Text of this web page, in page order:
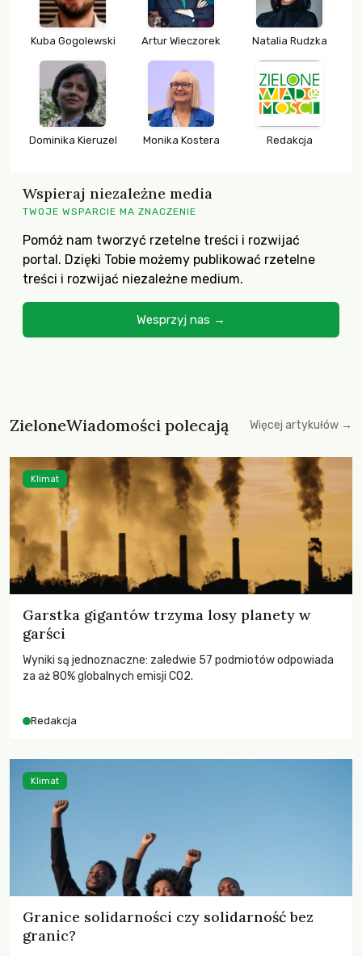
Kuba Gogolewski Artur Wieczorek Natalia Rudzka
Dominika Kieruzel Monika Kostera Redakcja
Wspieraj niezależne media
TWOJE WSPARCIE MA ZNACZENIE
Pomóż nam tworzyć rzetelne treści i rozwijać
portal. Dzięki Tobie możemy publikować rzetelne
treści i rozwijać niezależne medium.
Wesprzyj nas →
ZieloneWiadomości polecają Więcej artykułów →
Garstka gigantów trzyma losy planety w
garści
Wyniki są jednoznaczne: zaledwie 57 podmiotów odpowiada
za aż 80% globalnych emisji CO2.
Redakcja
Klimat
Granice solidarności czy solidarność bez
granic?
Klimat